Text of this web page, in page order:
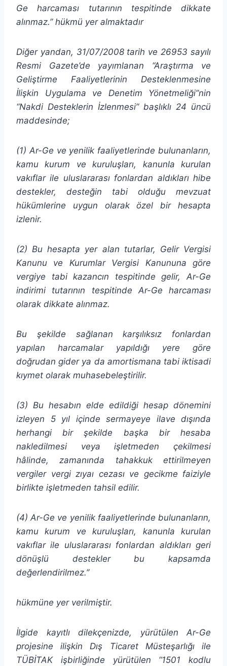
Ge harcaması tutarının tespitinde dikkate
alınmaz.” hükmü yer almaktadır
Diğer yandan, 31/07/2008 tarih ve 26953 sayılı
Resmi Gazete’de yayımlanan “Araştırma ve
Geliştirme Faaliyetlerinin Desteklenmesine
İlişkin Uygulama ve Denetim Yönetmeliği”nin
“Nakdi Desteklerin İzlenmesi” başlıklı 24 üncü
maddesinde;
(1) Ar-Ge ve yenilik faaliyetlerinde bulunanların,
kamu kurum ve kuruluşları, kanunla kurulan
vakıflar ile uluslararası fonlardan aldıkları hibe
destekler, desteğin tabi olduğu mevzuat
hükümlerine uygun olarak özel bir hesapta
izlenir.
(2) Bu hesapta yer alan tutarlar, Gelir Vergisi
Kanunu ve Kurumlar Vergisi Kanununa göre
vergiye tabi kazancın tespitinde gelir, Ar-Ge
indirimi tutarının tespitinde Ar-Ge harcaması
olarak dikkate alınmaz.
Bu şekilde sağlanan karşılıksız fonlardan
yapılan harcamalar yapıldığı yere göre
doğrudan gider ya da amortismana tabi iktisadi
kıymet olarak muhasebeleştirilir.
(3) Bu hesabın elde edildiği hesap dönemini
izleyen 5 yıl içinde sermayeye ilave dışında
herhangi bir şekilde başka bir hesaba
nakledilmesi veya işletmeden çekilmesi
hâlinde, zamanında tahakkuk ettirilmeyen
vergiler vergi zıyaı cezası ve gecikme faiziyle
birlikte işletmeden tahsil edilir.
(4) Ar-Ge ve yenilik faaliyetlerinde bulunanların,
kamu kurum ve kuruluşları, kanunla kurulan
vakıflar ile uluslararası fonlardan aldıkları geri
dönüşlü destekler bu kapsamda
değerlendirilmez.”
hükmüne yer verilmiştir.
İlgide kayıtlı dilekçenizde, yürütülen Ar-Ge
projesine ilişkin Dış Ticaret Müsteşarlığı ile
TÜBİTAK işbirliğinde yürütülen “1501 kodlu